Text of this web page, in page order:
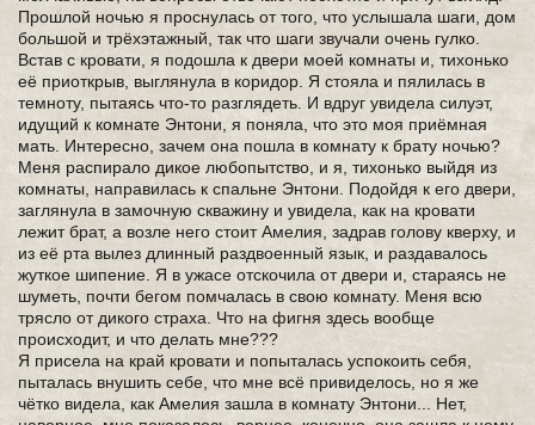
Прошлой ночью я проснулась от того, что услышала шаги, дом
большой и трёхэтажный, так что шаги звучали очень гулко.
Встав с кровати, я подошла к двери моей комнаты и, тихонько
её приоткрыв, выглянула в коридор. Я стояла и пялилась в
темноту, пытаясь что-то разглядеть. И вдруг увидела силуэт,
идущий к комнате Энтони, я поняла, что это моя приёмная
мать. Интересно, зачем она пошла в комнату к брату ночью?
Меня распирало дикое любопытство, и я, тихонько выйдя из
комнаты, направилась к спальне Энтони. Подойдя к его двери,
заглянула в замочную скважину и увидела, как на кровати
лежит брат, а возле него стоит Амелия, задрав голову кверху, и
из её рта вылез длинный раздвоенный язык, и раздавалось
жуткое шипение. Я в ужасе отскочила от двери и, стараясь не
шуметь, почти бегом помчалась в свою комнату. Меня всю
трясло от дикого страха. Что на фигня здесь вообще
происходит, и что делать мне???
Я присела на край кровати и попыталась успокоить себя,
пыталась внушить себе, что мне всё привиделось, но я же
чётко видела, как Амелия зашла в комнату Энтони... Нет,